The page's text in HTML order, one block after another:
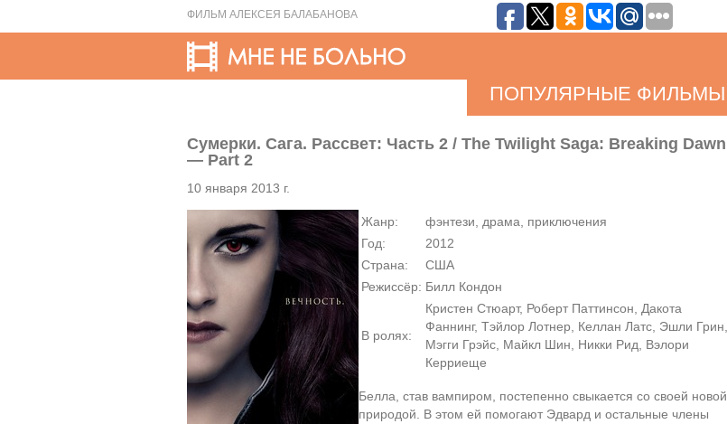
ФИЛЬМ АЛЕКСЕЯ БАЛАБАНОВА
ПОПУЛЯРНЫЕ ФИЛЬМЫ
Сумерки. Сага. Рассвет: Часть 2 / The Twilight Saga: Breaking Dawn
— Part 2
10 января 2013 г.
Жанр:
фэнтези, драма, приключения
Год:
2012
Страна:
США
Режиссёр: Билл Кондон
В ролях:
Кристен Стюарт, Роберт Паттинсон, Дакота
Фаннинг, Тэйлор Лотнер, Келлан Латс, Эшли Грин,
Мэгги Грэйс, Майкл Шин, Никки Рид, Вэлори
Керриеще
Белла, став вампиром, постепенно свыкается со своей новой
природой. В этом ей помогают Эдвард и остальные члены